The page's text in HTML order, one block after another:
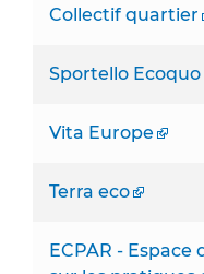
Collectif quartier
Sportello Ecoquo
Vita Europe
Terra eco
ECPAR -